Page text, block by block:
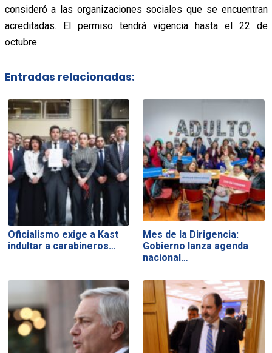
consideró a las organizaciones sociales que se encuentran
acreditadas. El permiso tendrá vigencia hasta el 22 de
octubre.
Entradas relacionadas:
Oficialismo exige a Kast
indultar a carabineros…
Mes de la Dirigencia:
Gobierno lanza agenda
nacional…